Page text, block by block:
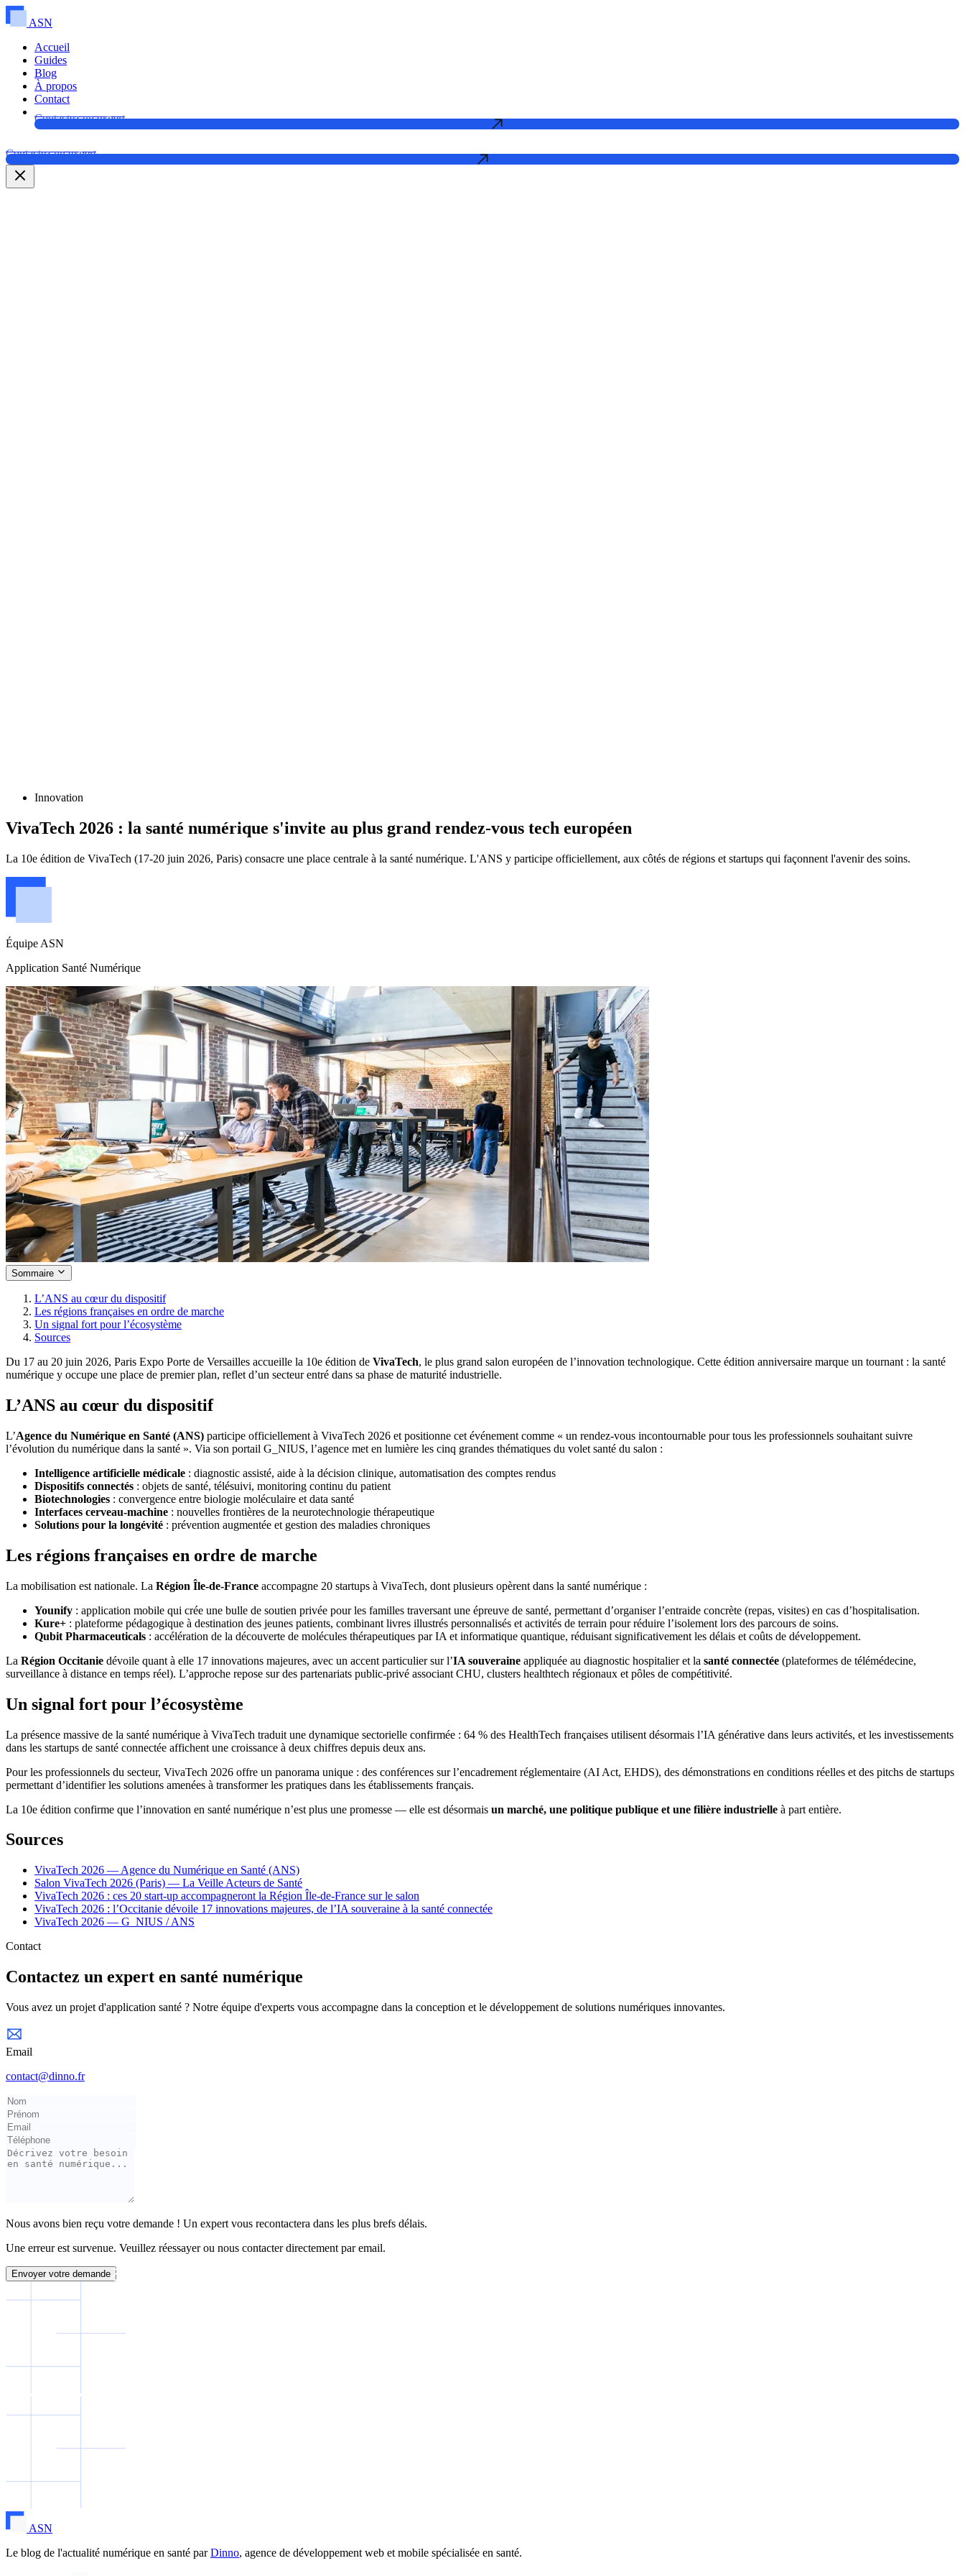
ASN
Accueil
Guides
Blog
À propos
Contact
Contactez un expert
Contactez un expert
Innovation
VivaTech 2026 : la santé numérique s'invite au plus grand rendez-vous tech européen
La 10e édition de VivaTech (17-20 juin 2026, Paris) consacre une place centrale à la santé numérique. L'ANS y participe officiellement, aux côtés de régions et startups qui façonnent l'avenir des soins.
Équipe ASN
Application Santé Numérique
Sommaire
L’ANS au cœur du dispositif
Les régions françaises en ordre de marche
Un signal fort pour l’écosystème
Sources
Du 17 au 20 juin 2026, Paris Expo Porte de Versailles accueille la 10e édition de VivaTech, le plus grand salon européen de l’innovation technologique. Cette édition anniversaire marque un tournant : la santé
numérique y occupe une place de premier plan, reflet d’un secteur entré dans sa phase de maturité industrielle.
L’ANS au cœur du dispositif
L’Agence du Numérique en Santé (ANS) participe officiellement à VivaTech 2026 et positionne cet événement comme « un rendez-vous incontournable pour tous les professionnels souhaitant suivre
l’évolution du numérique dans la santé ». Via son portail G_NIUS, l’agence met en lumière les cinq grandes thématiques du volet santé du salon :
Intelligence artificielle médicale : diagnostic assisté, aide à la décision clinique, automatisation des comptes rendus
Dispositifs connectés : objets de santé, télésuivi, monitoring continu du patient
Biotechnologies : convergence entre biologie moléculaire et data santé
Interfaces cerveau-machine : nouvelles frontières de la neurotechnologie thérapeutique
Solutions pour la longévité : prévention augmentée et gestion des maladies chroniques
Les régions françaises en ordre de marche
La mobilisation est nationale. La Région Île-de-France accompagne 20 startups à VivaTech, dont plusieurs opèrent dans la santé numérique :
Younify : application mobile qui crée une bulle de soutien privée pour les familles traversant une épreuve de santé, permettant d’organiser l’entraide concrète (repas, visites) en cas d’hospitalisation.
Kure+ : plateforme pédagogique à destination des jeunes patients, combinant livres illustrés personnalisés et activités de terrain pour réduire l’isolement lors des parcours de soins.
Qubit Pharmaceuticals : accélération de la découverte de molécules thérapeutiques par IA et informatique quantique, réduisant significativement les délais et coûts de développement.
La Région Occitanie dévoile quant à elle 17 innovations majeures, avec un accent particulier sur l’IA souveraine appliquée au diagnostic hospitalier et la santé connectée (plateformes de télémédecine,
surveillance à distance en temps réel). L’approche repose sur des partenariats public-privé associant CHU, clusters healthtech régionaux et pôles de compétitivité.
Un signal fort pour l’écosystème
La présence massive de la santé numérique à VivaTech traduit une dynamique sectorielle confirmée : 64 % des HealthTech françaises utilisent désormais l’IA générative dans leurs activités, et les investissements
dans les startups de santé connectée affichent une croissance à deux chiffres depuis deux ans.
Pour les professionnels du secteur, VivaTech 2026 offre un panorama unique : des conférences sur l’encadrement réglementaire (AI Act, EHDS), des démonstrations en conditions réelles et des pitchs de startups
permettant d’identifier les solutions amenées à transformer les pratiques dans les établissements français.
La 10e édition confirme que l’innovation en santé numérique n’est plus une promesse — elle est désormais un marché, une politique publique et une filière industrielle à part entière.
Sources
VivaTech 2026 — Agence du Numérique en Santé (ANS)
Salon VivaTech 2026 (Paris) — La Veille Acteurs de Santé
VivaTech 2026 : ces 20 start-up accompagneront la Région Île-de-France sur le salon
VivaTech 2026 : l’Occitanie dévoile 17 innovations majeures, de l’IA souveraine à la santé connectée
VivaTech 2026 — G_NIUS / ANS
Contact
Contactez un expert en santé numérique
Vous avez un projet d'application santé ? Notre équipe d'experts vous accompagne dans la conception et le développement de solutions numériques innovantes.
Email
contact@dinno.fr
Nous avons bien reçu votre demande ! Un expert vous recontactera dans les plus brefs délais.
Une erreur est survenue. Veuillez réessayer ou nous contacter directement par email.
Envoyer votre demande
ASN
Le blog de l'actualité numérique en santé parDinno, agence de développement web et mobile spécialisée en santé.